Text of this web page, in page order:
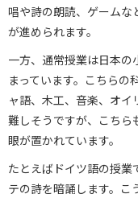
唱や詩の朗読、ゲームな
が進められます。
一方、通常授業は日本
まっています。こちらの
ャ語、木工、音楽、オイ
難しそうですが、こちら
眼が置かれています。
たとえばドイツ語の授
テの詩を暗誦します。こ